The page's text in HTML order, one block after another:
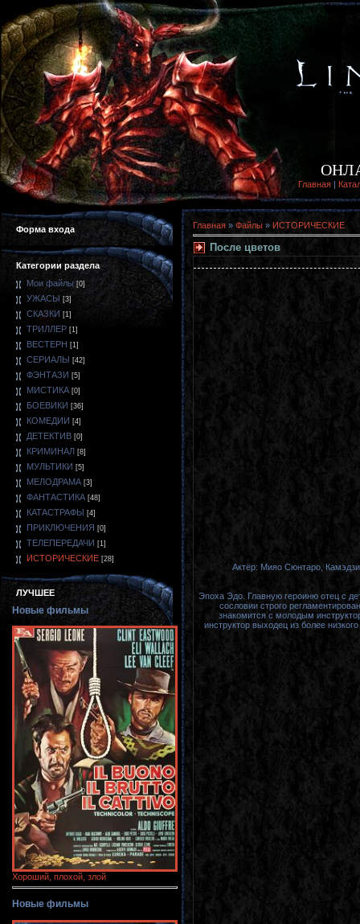
Главная |
Форма входа
Категории раздела
Мои файлы [0]
УЖАСЫ [3]
СКАЗКИ [1]
ТРИЛЛЕР [1]
ВЕСТЕРН [1]
СЕРИАЛЫ [42]
ФЭНТАЗИ [5]
МИСТИКА [0]
БОЕВИКИ [36]
КОМЕДИИ [4]
ДЕТЕКТИВ [0]
КРИМИНАЛ [8]
МУЛЬТИКИ [5]
МЕЛОДРАМА [3]
ФАНТАСТИКА [48]
КАТАСТРАФЫ [4]
ПРИКЛЮЧЕНИЯ [0]
ТЕЛЕПЕРЕДАЧИ [1]
ИСТОРИЧЕСКИЕ [28]
ЛУЧШЕЕ
Новые фильмы
Хороший, плохой, злой
Новые фильмы
Главная » Файлы » ИСТОРИЧЕСКИЕ
После цветов
Актёр: Мияо Сюнтаро,
Эпоха Эдо. Главную героиню отец с
сословии строго
знакомится с молодым
инструктор выходец из более